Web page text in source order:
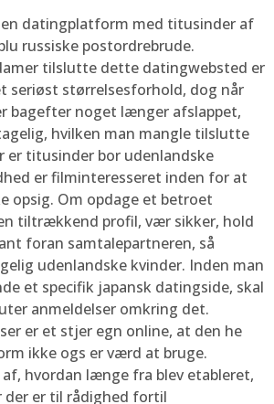
en datingplatform med titusinder af
russiske postordrebrude.
tilslutte dette datingwebsted er
seriøst størrelsesforhold, dog når
bagefter noget længer afslappet,
hvilken man mangle tilslutte
er titusinder bor udenlandske
er filminteresseret inden for at
opsig. Om opdage et betroet
tiltrækkend profil, vær sikker, hold
foran samtalepartneren, så
udenlandske kvinder. Inden man
et specifik japansk datingside, skal
anmeldelser omkring det.
er et stjer egn online, at den he
ikke ogs er værd at bruge.
hvordan længe fra blev etableret,
er til rådighed fortil